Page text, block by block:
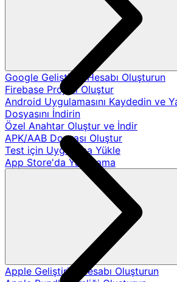
Google Geliştirici Hesabı Oluşturun
Firebase Projesi Oluştur
Android Uygulamasını Kaydedin ve
Dosyasını İndirin
Özel Anahtar Oluştur ve İndir
APK/AAB Dosyası Oluştur
Test için Uygulama Yükle
App Store'da Yayınlama
Apple Geliştirici Hesabı Oluşturun